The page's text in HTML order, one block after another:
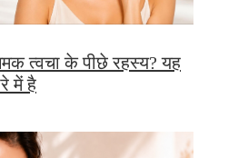
त्वचा के पीछे रहस्य? यह
में है